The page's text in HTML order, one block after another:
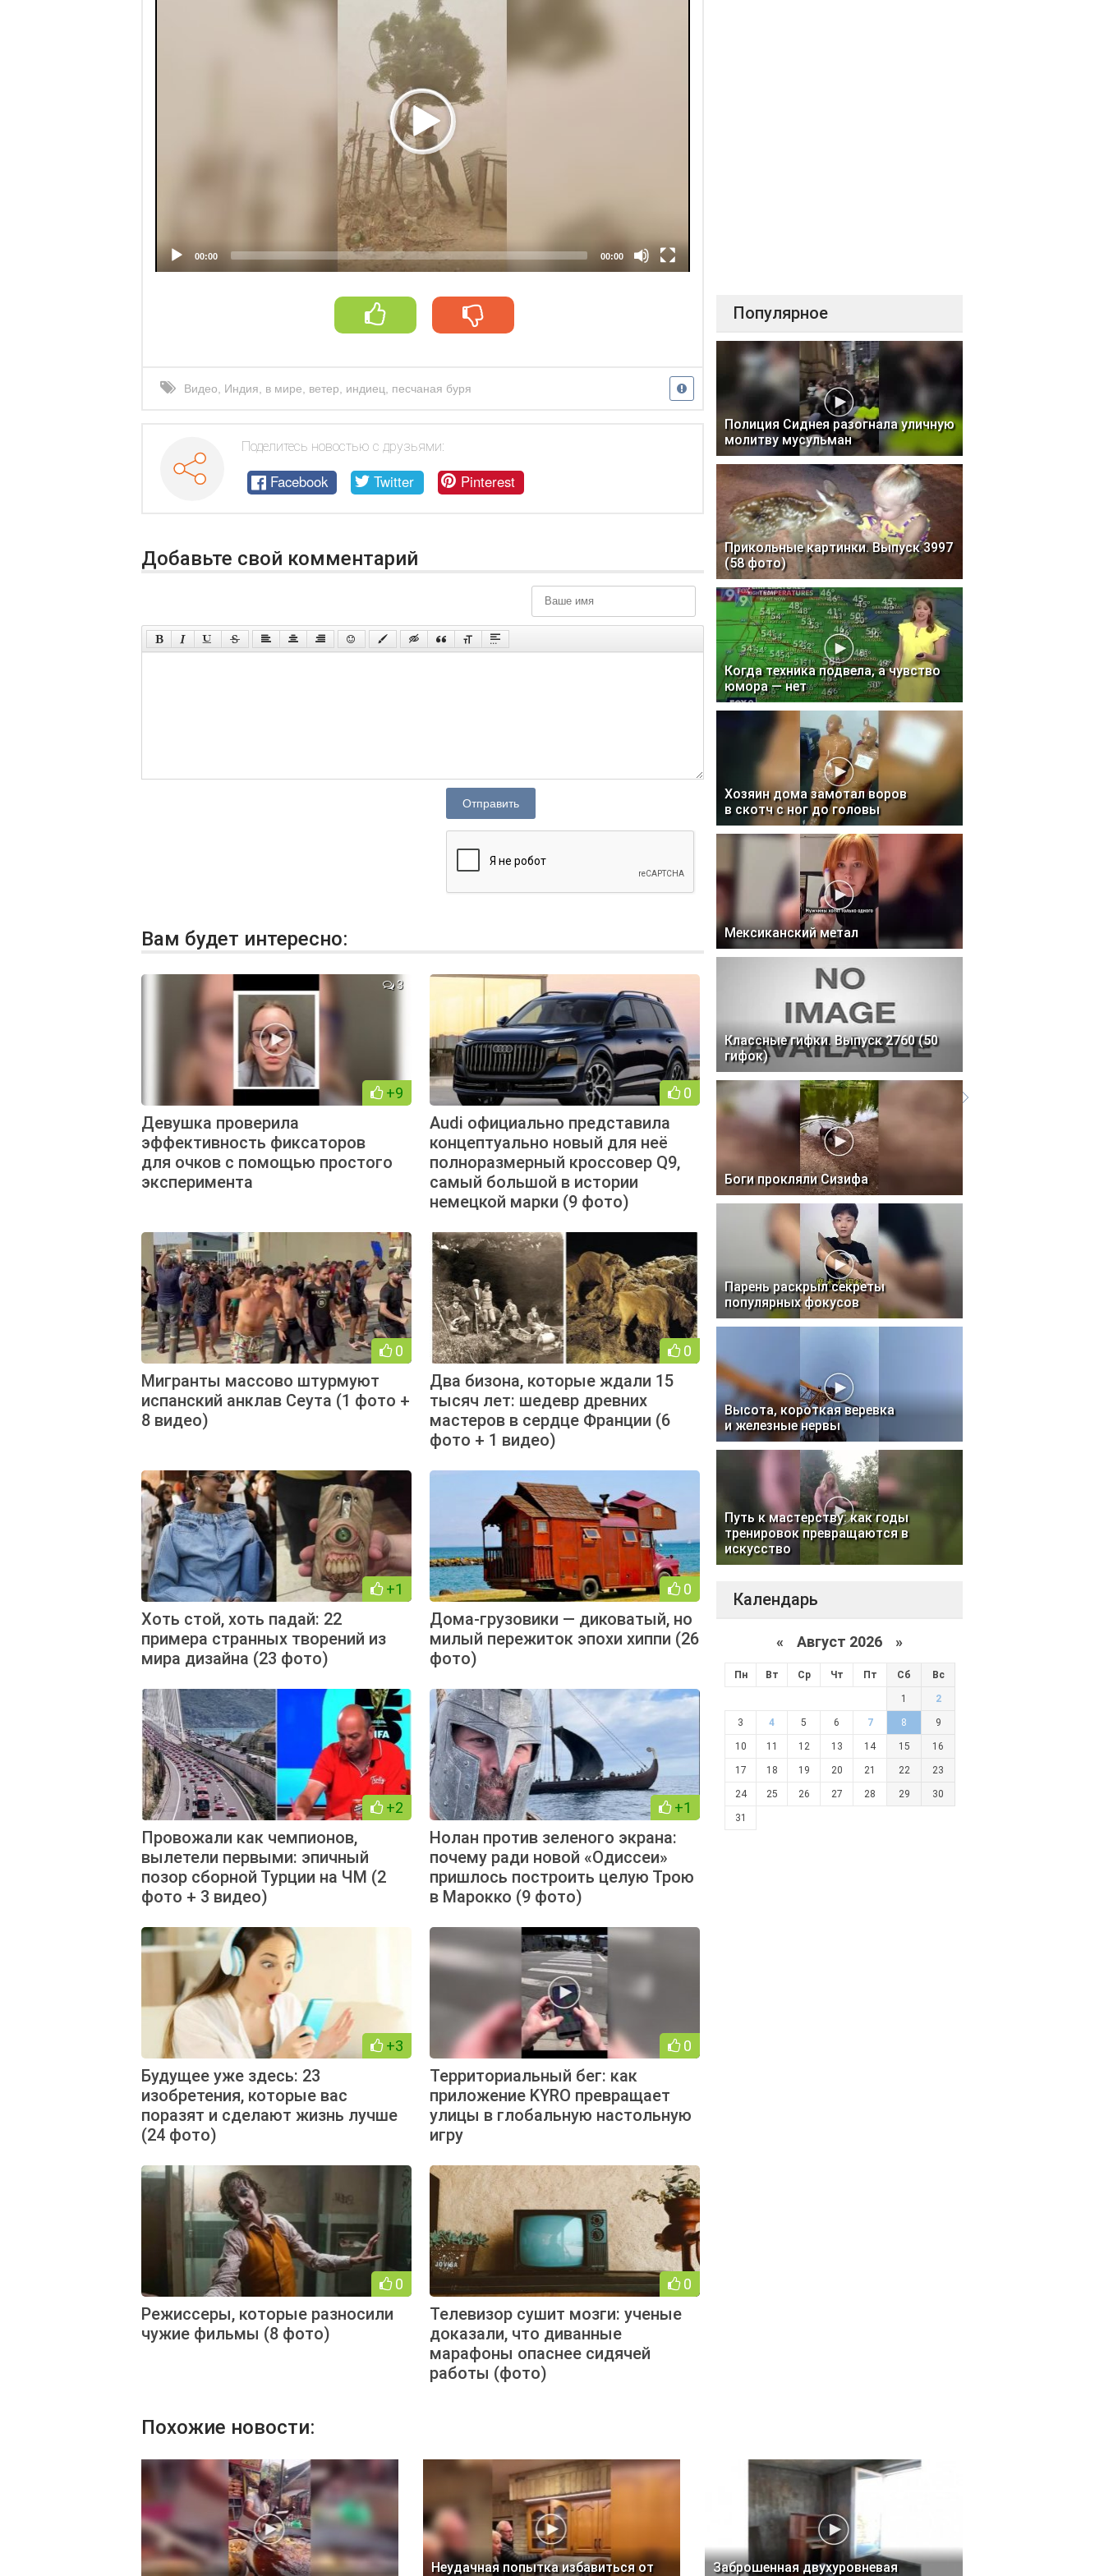
00:00 00:00
Видео Индия в мире ветер индиец песчаная буря
Поделитесь новостью с друзьями:
Facebook Twitter Pinterest
Добавьте свой комментарий
Отправить
Вам будет интересно:
+9
3
Девушка проверила
эффективность фиксаторов
для очков с помощью простого
эксперимента
0
Audi официально представила
концептуально новый для неё
полноразмерный кроссовер Q9,
самый большой в истории
немецкой марки (9 фото)
0
Мигранты массово штурмуют
испанский анклав Сеута (1 фото +
8 видео)
0
Два бизона, которые ждали 15
тысяч лет: шедевр древних
мастеров в сердце Франции (6
фото + 1 видео)
+1
Хоть стой, хоть падай: 22
примера странных творений из
мира дизайна (23 фото)
0
Дома-грузовики — диковатый, но
милый пережиток эпохи хиппи (26
фото)
+2
Провожали как чемпионов,
вылетели первыми: эпичный
позор сборной Турции на ЧМ (2
фото + 3 видео)
+1
Нолан против зеленого экрана:
почему ради новой «Одиссеи»
пришлось построить целую Трою
в Марокко (9 фото)
+3
Будущее уже здесь: 23
изобретения, которые вас
поразят и сделают жизнь лучше
(24 фото)
0
Территориальный бег: как
приложение KYRO превращает
улицы в глобальную настольную
игру
0
Режиссеры, которые разносили
чужие фильмы (8 фото)
0
Телевизор сушит мозги: ученые
доказали, что диванные
марафоны опаснее сидячей
работы (фото)
Популярное
Полиция Сиднея разогнала уличную
молитву мусульман
Прикольные картинки. Выпуск 3997
(58 фото)
Когда техника подвела, а чувство
юмора — нет
Хозяин дома замотал воров
в скотч с ног до головы
Мексиканский метал
Классные гифки. Выпуск 2760 (50
гифок)
Боги прокляли Сизифа
Парень раскрыл секреты
популярных фокусов
Высота, короткая веревка
и железные нервы
Путь к мастерству: как годы
тренировок превращаются в
искусство
Календарь
« Август 2026 »
Пн Вт Ср Чт Пт Сб Вс
1 2
3 4 5 6 7 8 9
10 11 12 13 14 15 16
17 18 19 20 21 22 23
24 25 26 27 28 29 30
31
Похожие новости:
Неудачная попытка избавиться от
Заброшенная двухуровневая